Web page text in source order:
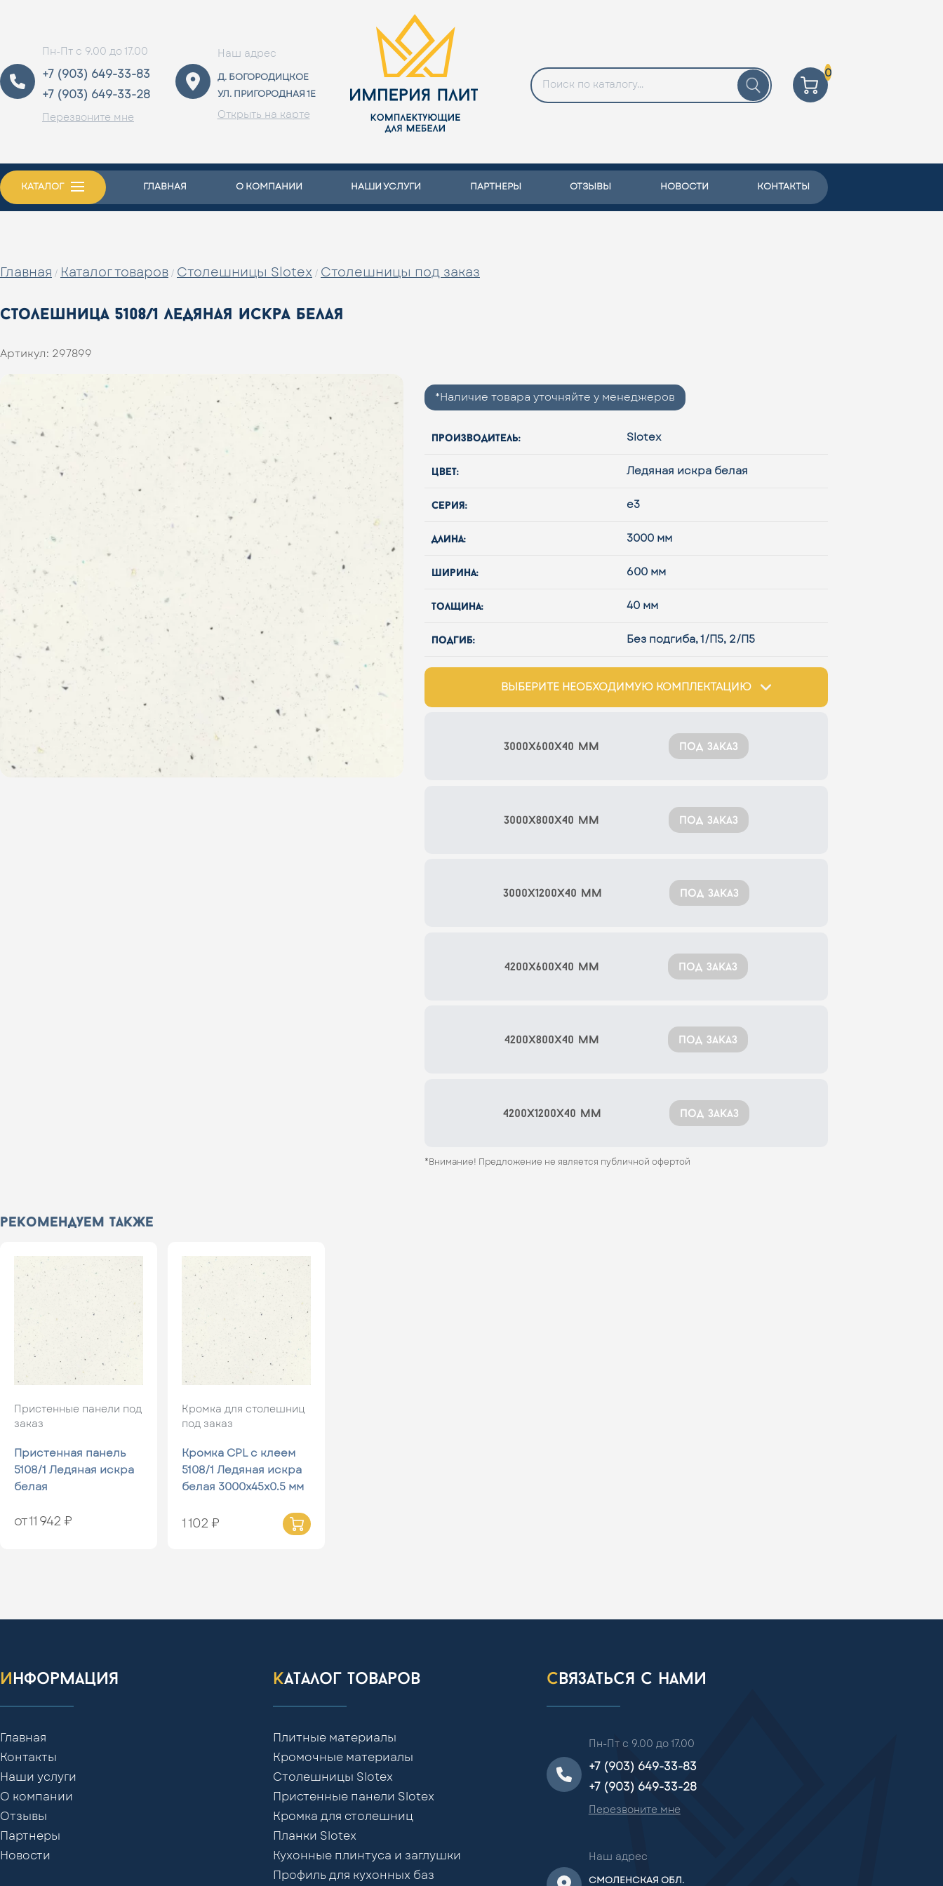
Пн-Пт с 9.00 до 17.00
+7 (903) 649-33-83
+7 (903) 649-33-28
Перезвоните мне
Наш адрес
Д. БОГОРОДИЦКОЕ
УЛ. ПРИГОРОДНАЯ 1Е
Открыть на карте
0
КАТАЛОГ ГЛАВНАЯ О КОМПАНИИ НАШИ УСЛУГИ ПАРТНЕРЫ ОТЗЫВЫ НОВОСТИ КОНТАКТЫ
Главная / Каталог товаров / Столешницы Slotex / Столешницы под заказ
столешница 5108/1 ледяная искра белая
Артикул: 297899
*Наличие товара уточняйте у менеджеров
производитель: Slotex
цвет: Ледяная искра белая
серия: e3
длина: 3000 мм
ширина: 600 мм
толщина: 40 мм
подгиб: Без подгиба, 1/П5, 2/П5
ВЫБЕРИТЕ НЕОБХОДИМУЮ КОМПЛЕКТАЦИЮ
3000x600x40 мм под заказ
3000x800x40 мм под заказ
3000x1200x40 мм под заказ
4200x600x40 мм под заказ
4200x800x40 мм под заказ
4200x1200x40 мм под заказ
*Внимание! Предложение не является публичной офертой
рекомендуем также
Пристенные панели под
заказ
Пристенная панель
5108/1 Ледяная искра
белая
от 11 942 ₽
Кромка для столешниц
под заказ
Кромка CPL с клеем
5108/1 Ледяная искра
белая 3000x45x0.5 мм
1 102 ₽
информация
Главная
Контакты
Наши услуги
О компании
Отзывы
Партнеры
Новости
каталог товаров
Плитные материалы
Кромочные материалы
Столешницы Slotex
Пристенные панели Slotex
Кромка для столешниц
Планки Slotex
Кухонные плинтуса и заглушки
Профиль для кухонных баз
связаться с нами
Пн-Пт с 9.00 до 17.00
+7 (903) 649-33-83
+7 (903) 649-33-28
Перезвоните мне
Наш адрес
СМОЛЕНСКАЯ ОБЛ.